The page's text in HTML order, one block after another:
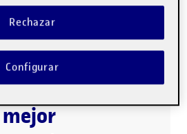
online del mundo
personalizado
mejor
Rechazar
Configurar